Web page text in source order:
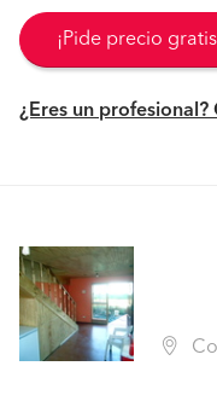
¡Pide precio
¿Eres un